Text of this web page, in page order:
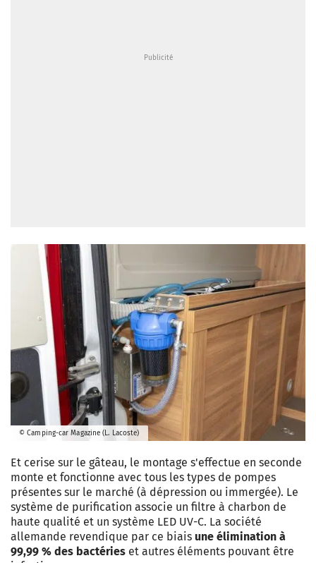
© Camping-car Magazine (L. Lacoste)
Et cerise sur le gâteau, le montage s'effectue en seconde
monte et fonctionne avec tous les types de pompes
présentes sur le marché (à dépression ou immergée). Le
système de purification associe un filtre à charbon de
haute qualité et un système LED UV-C. La société
allemande revendique par ce biais une élimination à
99,99 % des bactéries et autres éléments pouvant être